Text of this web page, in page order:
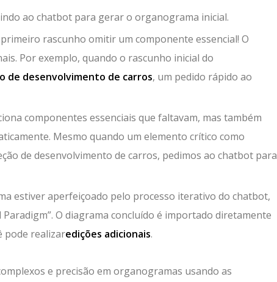
ao chatbot para gerar o organograma inicial.
rascunho omitir um componente essencial! O
Por exemplo, quando o rascunho inicial do
de desenvolvimento de carros, um pedido rápido ao
componentes essenciais que faltavam, mas também
Mesmo quando um elemento crítico como
de desenvolvimento de carros, pedimos ao chatbot para
estiver aperfeiçoado pelo processo iterativo do chatbot,
O diagrama concluído é importado diretamente
pode realizaredições adicionais.
e precisão em organogramas usando as